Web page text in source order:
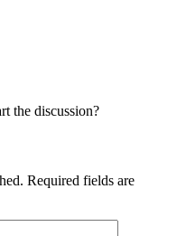
the discussion?
Required fields are